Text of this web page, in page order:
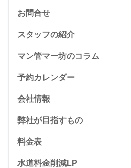
お問合せ
スタッフの紹介
マン管マー坊のコラム
予約カレンダー
会社情報
弊社が目指すもの
料金表
水道料金削減LP